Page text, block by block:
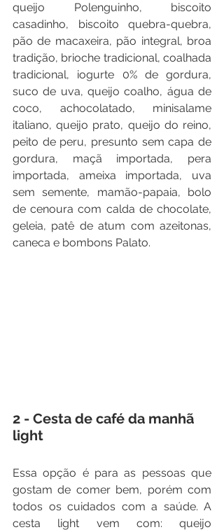
queijo Polenguinho, biscoito
casadinho, biscoito quebra-quebra,
pão de macaxeira, pão integral, broa
tradição, brioche tradicional, coalhada
tradicional, iogurte 0% de gordura,
suco de uva, queijo coalho, água de
coco, achocolatado, minisalame
italiano, queijo prato, queijo do reino,
peito de peru, presunto sem capa de
gordura, maçã importada, pera
importada, ameixa importada, uva
sem semente, mamão-papaia, bolo
de cenoura com calda de chocolate,
geleia, patê de atum com azeitonas,
caneca e bombons Palato.
2 - Cesta de café da manhã
light
Essa opção é para as pessoas que
gostam de comer bem, porém com
todos os cuidados com a saúde. A
cesta light vem com: queijo